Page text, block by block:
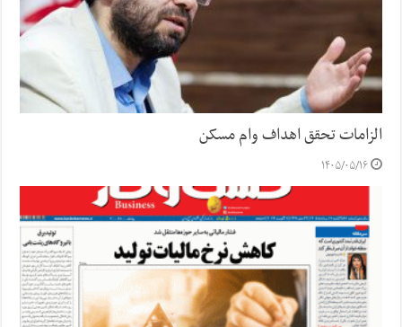
الزامات تحقق اهداف وام مسکن
۱۴۰۵/۰۵/۱۶